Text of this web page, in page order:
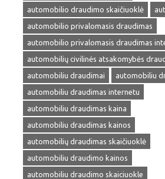
automobilio draudimo skaičiuoklė
automobilio privalomasis draudimas
automobilio privalomasis draudimas
automobilių civilinės atsakomybės
automobiliu draudimai
automobiliu
automobiliu draudimas internetu
automobiliu draudimas kaina
automobiliu draudimas kainos
automobilių draudimas skaičiuoklė
automobiliu draudimo kainos
automobiliu draudimo skaiciuokle